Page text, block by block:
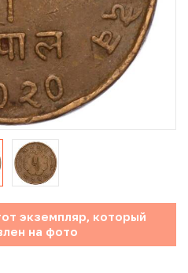
(с 1999 года)
монеты СССР и России
(Unusual)
монеты
экземпляр, который
на фото